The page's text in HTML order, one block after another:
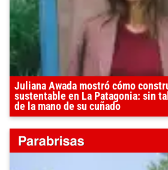
Juliana Awada mostró cómo
sustentable en La Patagonia: sin
de la mano de su cuñado